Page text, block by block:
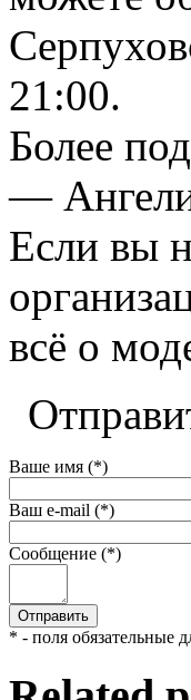
21:00.
Более
—
Если вы
всё о
Ваше имя (*)
Ваш e-mail (*)
Сообщение (*)
* - поля обязательные